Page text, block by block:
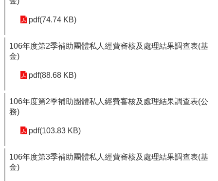
pdf(74.74 KB)
106年度第2季補助團體私人經費審核及處理結果調查表(基
金)
pdf(88.68 KB)
106年度第2季補助團體私人經費審核及處理結果調查表(公
務)
pdf(103.83 KB)
106年度第3季補助團體私人經費審核及處理結果調查表(基
金)